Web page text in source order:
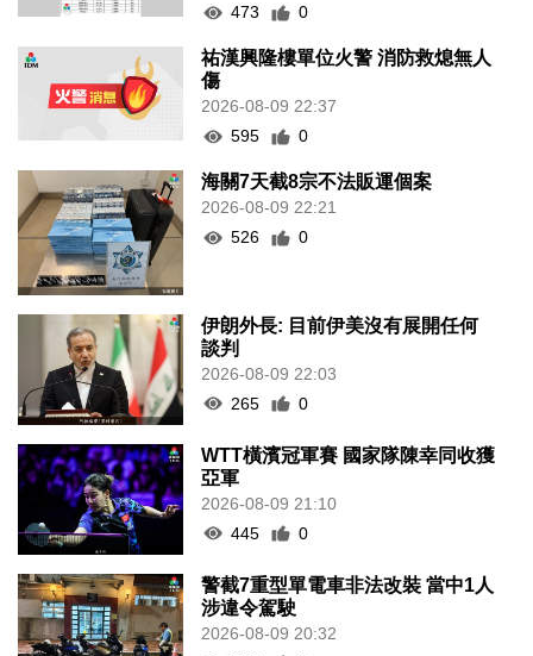
473
0
祐漢興隆樓單位火警 消防救熄無人
傷
2026-08-09 22:37
595
0
海關7天截8宗不法販運個案
2026-08-09 22:21
526
0
伊朗外長: 目前伊美沒有展開任何
談判
2026-08-09 22:03
265
0
WTT橫濱冠軍賽 國家隊陳幸同收獲
亞軍
2026-08-09 21:10
445
0
警截7重型單電車非法改裝 當中1人
涉違令駕駛
2026-08-09 20:32